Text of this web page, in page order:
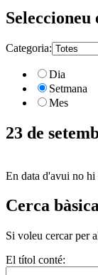
Seleccioneu
Categoria:
Dia
Setmana
Mes
23 de
En data d'avui no hi
Cerca
Si voleu cercar per
El títol conté: